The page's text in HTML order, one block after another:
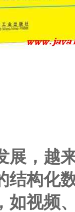
展，越
结构化
如视频